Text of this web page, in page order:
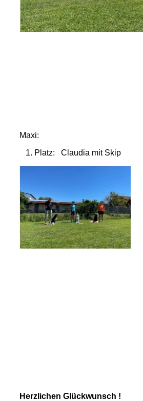
Maxi:
1. Platz: Claudia mit Skip
Herzlichen Glückwunsch !